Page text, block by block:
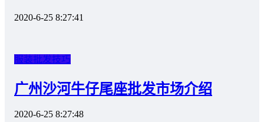
2020-6-25 8:27:41
服装批发技巧
广州沙河牛仔尾座批发市场介绍
2020-6-25 8:27:48